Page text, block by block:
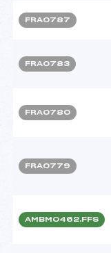
FRA0787
FRA0783
FRA0780
FRA0779
AMBM0462.FFS